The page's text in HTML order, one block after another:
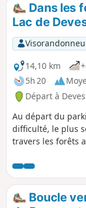
Dans les
Lac de
14,10 km
5h 20
Départ à
Au départ du
difficulté, le plus
travers les forêts
lac si vous voulez
Boucle